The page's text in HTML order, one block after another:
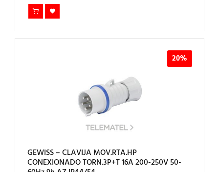
20%
GEWISS – CLAVIJA MOV.RTA.HP
CONEXIONADO TORN.3P+T 16A 200-250V 50-